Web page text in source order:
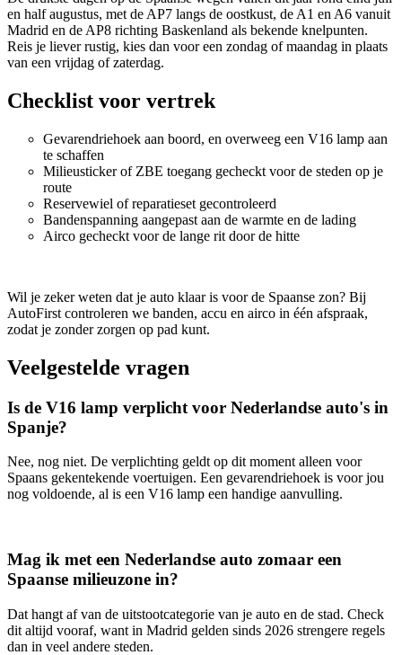
en half augustus, met de AP7 langs de oostkust, de A1 en A6 vanuit
Madrid en de AP8 richting Baskenland als bekende knelpunten.
Reis je liever rustig, kies dan voor een zondag of maandag in plaats
van een vrijdag of zaterdag.
Checklist voor vertrek
Gevarendriehoek aan boord, en overweeg een V16 lamp aan
te schaffen
Milieusticker of ZBE toegang gecheckt voor de steden op je
route
Reservewiel of reparatieset gecontroleerd
Bandenspanning aangepast aan de warmte en de lading
Airco gecheckt voor de lange rit door de hitte
Wil je zeker weten dat je auto klaar is voor de Spaanse zon? Bij
AutoFirst controleren we banden, accu en airco in één afspraak,
zodat je zonder zorgen op pad kunt.
Veelgestelde vragen
Is de V16 lamp verplicht voor Nederlandse auto's in
Spanje?
Nee, nog niet. De verplichting geldt op dit moment alleen voor
Spaans gekentekende voertuigen. Een gevarendriehoek is voor jou
nog voldoende, al is een V16 lamp een handige aanvulling.
Mag ik met een Nederlandse auto zomaar een
Spaanse milieuzone in?
Dat hangt af van de uitstootcategorie van je auto en de stad. Check
dit altijd vooraf, want in Madrid gelden sinds 2026 strengere regels
dan in veel andere steden.